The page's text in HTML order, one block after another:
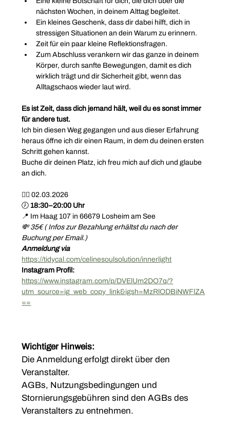
nächsten Wochen, in deinem Alttag begleitet.
Ein kleines Geschenk, dass dir dabei hilft, dich in
stressigen Situationen an dein Warum zu erinnern.
Zeit für ein paar kleine Reflektionsfragen.
Zum Abschluss verankern wir das ganze in deinem
Körper, durch sanfte Bewegungen, damit es dich
wirklich trägt und dir Sicherheit gibt, wenn das
Alltagschaos wieder laut wird.
Es ist Zeit, dass dich jemand hält, weil du es sonst immer
für andere tust.
Ich bin diesen Weg gegangen und aus dieser Erfahrung
heraus öffne ich dir einen Raum, in dem du deinen ersten
Schritt gehen kannst.
Buche dir deinen Platz, ich freu mich auf dich und glaube
an dich.
❤️‍🔥 02.03.2026
🕖 18:30–20:00 Uhr
📍 Im Haag 107 in 66679 Losheim am See
💸 35€ ( Infos zur Bezahlung erhältst du nach der
Buchung per Email.)
Anmeldung via
https://tidycal.com/celinesoulsolution/innerlight
Instagram Profil:
https://www.instagram.com/p/DVElUm2DO7q/?
utm_source=ig_web_copy_link&igsh=MzRlODBiNWFlZA
==
Wichtiger Hinweis:
Die Anmeldung erfolgt direkt über den
Veranstalter.
AGBs, Nutzungsbedingungen und
Stornierungsgebühren sind den AGBs des
Veranstalters zu entnehmen.